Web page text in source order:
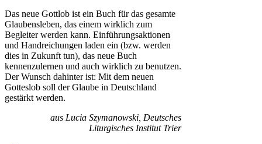
Das neue Gottlob ist ein Buch für das gesamte
Glaubensleben, das einem wirklich zum
Begleiter werden kann. Einführungsaktionen
und Handreichungen laden ein (bzw. werden
dies in Zukunft tun), das neue Buch
kennenzulernen und auch wirklich zu benutzen.
Der Wunsch dahinter ist: Mit dem neuen
Gotteslob soll der Glaube in Deutschland
gestärkt werden.
aus Lucia Szymanowski, Deutsches
Liturgisches Institut Trier